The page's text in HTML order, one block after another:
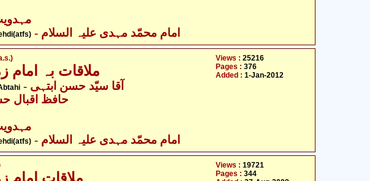
-
- امام محمّد مہدی علیہ السلام
ملاقات بہ امام
-
- امام محمّد مہدی علیہ السلام
Views : 25216
Pages : 376
Added : 1-Jan-2012
Views : 19721
Pages : 344